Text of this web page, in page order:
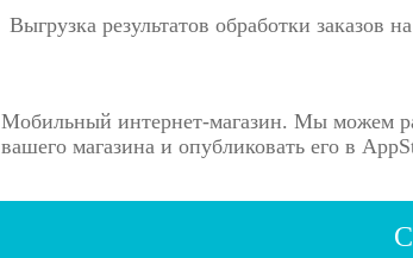
Выгрузка результатов обработки заказов
Мобильный интернет-магазин. Мы можем
вашего магазина и опубликовать его в